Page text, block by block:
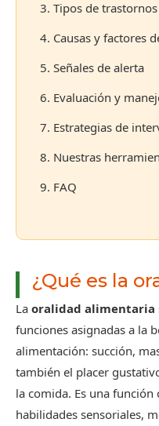
3. Tipos de
4. Causas y factores
5. Señales de alerta
6. Evaluación y
7. Estrategias de
8. Nuestras
9. FAQ
¿Qué es la
La oralidad alimentaria
funciones asignadas a la
alimentación: succión,
también el placer
la comida. Es una
habilidades sensoriales,